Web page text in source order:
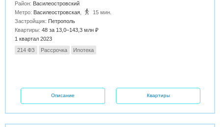
Район: Василеостровский
Метро: Василеостровская
15 мин.
Застройщик: Петрополь
Квартиры:48 за 13,0–143,3 млн ₽
1 квартал 2023
214 ФЗ
Рассрочка Ипотека
Описание Квартиры